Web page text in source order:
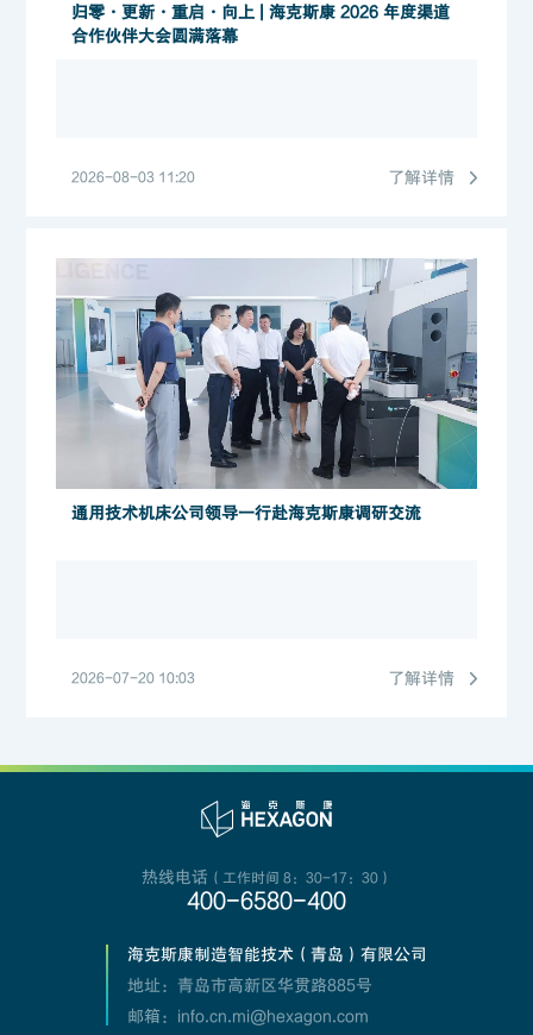
归零・更新・重启・向上 | 海克斯康 2026 年度渠道
合作伙伴大会圆满落幕
2026-08-03 11:20 了解详情
通用技术机床公司领导一行赴海克斯康调研交流
2026-07-20 10:03 了解详情
热线电话 （工作时间 8：30-17：30）
400-6580-400
海克斯康制造智能技术（青岛）有限公司
地址：青岛市高新区华贯路885号
邮箱：info.cn.mi@hexagon.com